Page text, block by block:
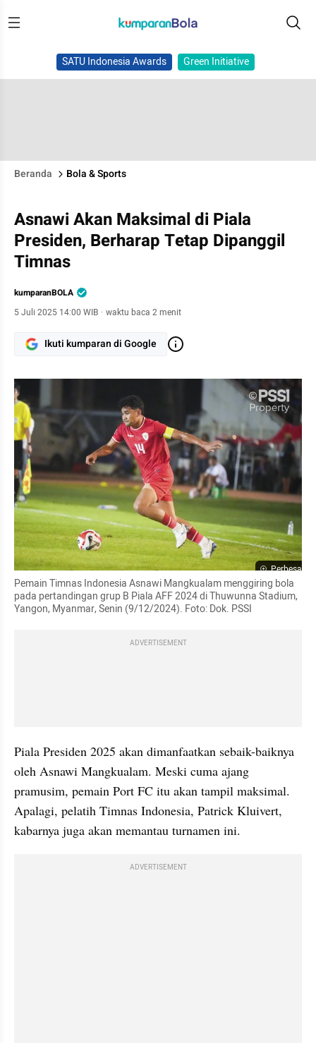
SATU Indonesia Awards Green Initiative
Beranda Bola & Sports
Asnawi Akan Maksimal di Piala
Presiden, Berharap Tetap Dipanggil
Timnas
kumparanBOLA
5 Juli 2025 14:00 WIB · waktu baca 2 menit
Ikuti kumparan di Google
Perbesar
Pemain Timnas Indonesia Asnawi Mangkualam menggiring bola
pada pertandingan grup B Piala AFF 2024 di Thuwunna Stadium,
Yangon, Myanmar, Senin (9/12/2024). Foto: Dok. PSSI
ADVERTISEMENT
Piala Presiden 2025 akan dimanfaatkan sebaik-baiknya
oleh Asnawi Mangkualam. Meski cuma ajang
pramusim, pemain Port FC itu akan tampil maksimal.
Apalagi, pelatih Timnas Indonesia, Patrick Kluivert,
kabarnya juga akan memantau turnamen ini.
ADVERTISEMENT